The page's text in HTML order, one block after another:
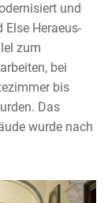
und
Heraeus-
zum
bei
bis
Das
wurde nach